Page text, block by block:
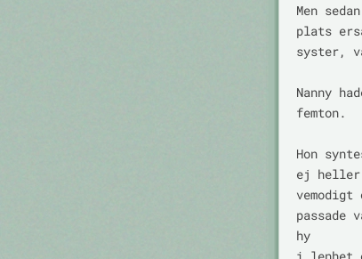
Men
plats
syster,
Nanny
femton.
Hon
ej heller
vemodigt
passade
hy
i lenhet